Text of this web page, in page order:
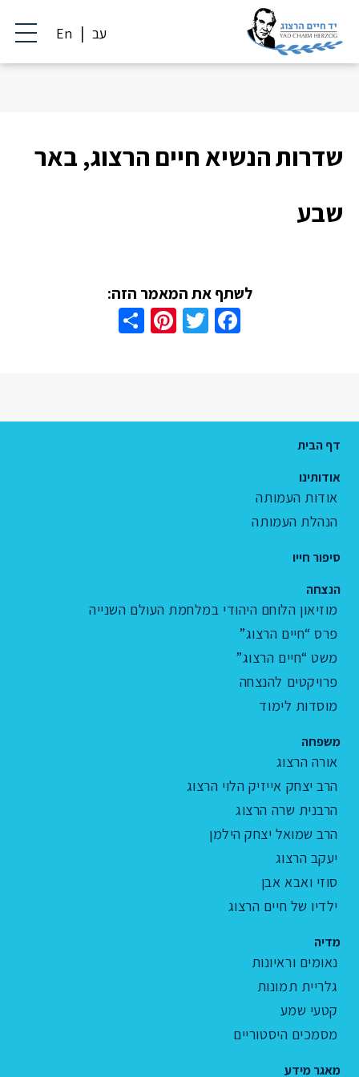
עב En
שדרות הנשיא חיים הרצוג, באר
שבע
לשתף את המאמר הזה:
Facebook
Twitter
Pinterest
דף הבית
אודותינו
אודות העמותה
הנהלת העמותה
סיפור חייו
הנצחה
מוזיאון הלוחם היהודי במלחמת העולם השנייה
פרס “חיים הרצוג”
משט “חיים הרצוג”
פרויקטים להנצחה
מוסדות לימוד
משפחה
אורה הרצוג
הרב יצחק אייזיק הלוי הרצוג
הרבנית שרה הרצוג
הרב שמואל יצחק הילמן
יעקב הרצוג
סוזי ואבא אבן
ילדיו של חיים הרצוג
מדיה
נאומים וראיונות
גלריית תמונות
קטעי שמע
מסמכים היסטוריים
מאגר מידע